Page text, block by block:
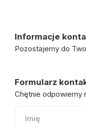
Informacje
Pozostajemy do
Formularz
Chętnie odpowiemy